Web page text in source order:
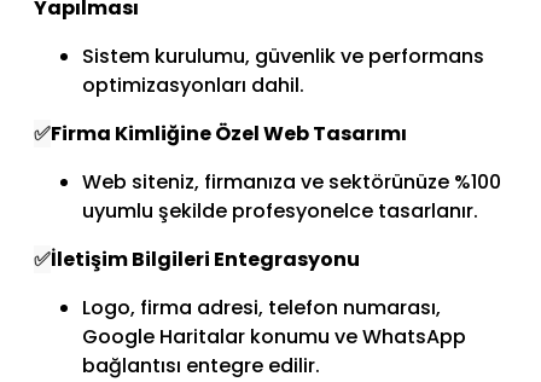
Yapılması
Sistem kurulumu, güvenlik ve performans
optimizasyonları dahil.
✅Firma Kimliğine Özel Web Tasarımı
Web siteniz, firmanıza ve sektörünüze %100
uyumlu şekilde profesyonelce tasarlanır.
✅İletişim Bilgileri Entegrasyonu
Logo, firma adresi, telefon numarası,
Google Haritalar konumu ve WhatsApp
bağlantısı entegre edilir.